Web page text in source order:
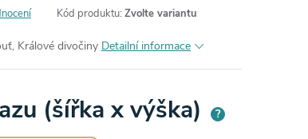
Kód produktu: Zvolte variantu
Králové divočiny Detailní informace
(šířka x výška) ?